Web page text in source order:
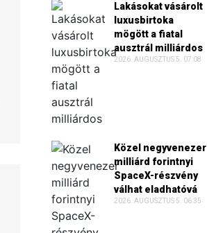
Lakásokat vásárolt
luxusbirtoka
mögött a fiatal
ausztrál milliárdos
2026. AUGUSZTUS 5. 07:08
Közel negyvenezer
milliárd forintnyi
SpaceX-részvény
válhat eladhatóvá
2026. AUGUSZTUS 5. 06:35